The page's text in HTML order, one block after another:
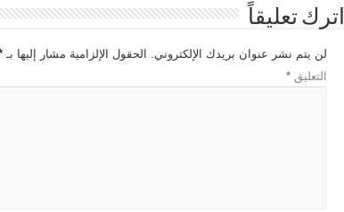
اترك تعليقاً
لن يتم نشر عنوان بريدك الإلكتروني. الحقول الإلزامية مشار إليها بـ
التعليق *